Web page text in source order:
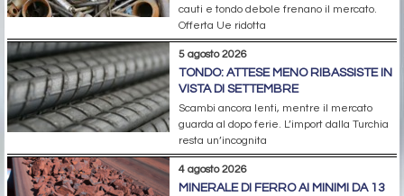
cauti e tondo debole frenano il mercato.
Offerta Ue ridotta
5 agosto 2026
TONDO: ATTESE MENO RIBASSISTE IN
VISTA DI SETTEMBRE
Scambi ancora lenti, mentre il mercato
guarda al dopo ferie. L’import dalla Turchia
resta un’incognita
4 agosto 2026
MINERALE DI FERRO AI MINIMI DA 13